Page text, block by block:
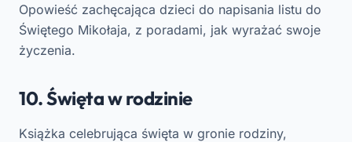
Opowieść zachęcająca dzieci do napisania listu do
Świętego Mikołaja, z poradami, jak wyrażać swoje
życzenia.
10. Święta w rodzinie
Książka celebrująca święta w gronie rodziny,